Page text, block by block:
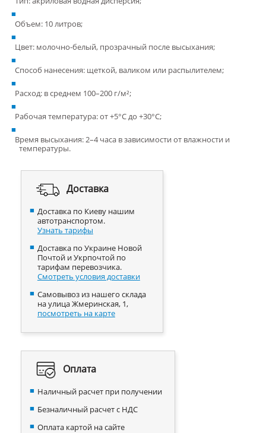
Объем: 10 литров;
Цвет: молочно-белый, прозрачный после высыхания;
Способ нанесения: щеткой, валиком или распылителем;
Расход: в среднем 100–200 г/м²;
Рабочая температура: от +5°C до +30°C;
Время высыхания: 2–4 часа в зависимости от влажности и
температуры.
Доставка
Доставка по Киеву нашим
автотранспортом.
Узнать тарифы
Доставка по Украине Новой
Почтой и Укрпочтой по
тарифам перевозчика.
Смотреть условия доставки
Самовывоз из нашего склада
на улица Жмеринская, 1,
посмотреть на карте
Оплата
Наличный расчет при получении
Безналичный расчет с НДС
Оплата картой на сайте